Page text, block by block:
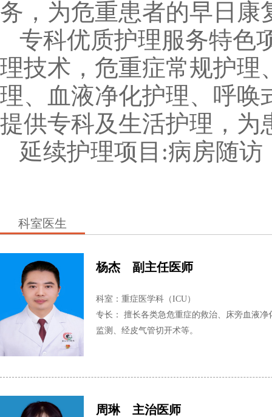
务，为危重患者的早日康
专科优质护理服务特色
理技术，危重症常规护理
理、血液净化护理、呼唤
提供专科及生活护理，为
延续护理项目:病房随
科室医生
杨杰 副主任医师
科室：重症医学科（ICU）
专长： 擅长各类急危重症的救治、床旁血液净
监测、经皮气管切开术等。
周琳 主治医师